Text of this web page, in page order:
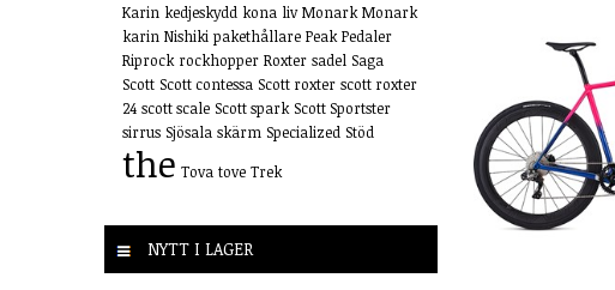
Karin kedjeskydd kona liv Monark Monark
karin Nishiki pakethållare Peak Pedaler
Riprock rockhopper Roxter sadel Saga
Scott Scott contessa Scott roxter scott roxter
24 scott scale Scott spark Scott Sportster
sirrus Sjösala skärm Specialized Stöd
the Tova tove Trek
NYTT I LAGER